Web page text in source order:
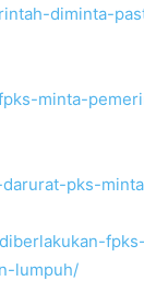
diminta-
minta-
pks-
lumpuh/